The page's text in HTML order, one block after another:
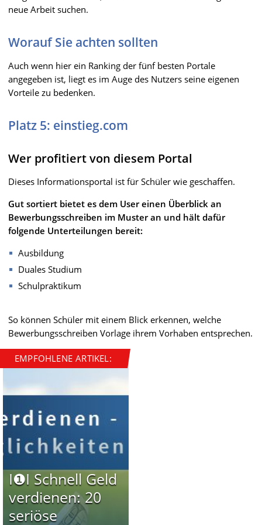
neue Arbeit suchen.
Worauf Sie achten sollten
Auch wenn hier ein Ranking der fünf besten Portale
angegeben ist, liegt es im Auge des Nutzers seine eigenen
Vorteile zu bedenken.
Platz 5: einstieg.com
Wer profitiert von diesem Portal
Dieses Informationsportal ist für Schüler wie geschaffen.
Gut sortiert bietet es dem User einen Überblick an
Bewerbungsschreiben im Muster an und hält dafür
folgende Unterteilungen bereit:
Ausbildung
Duales Studium
Schulpraktikum
So können Schüler mit einem Blick erkennen, welche
Bewerbungsschreiben Vorlage ihrem Vorhaben entsprechen.
EMPFOHLENE ARTIKEL:
I❶I Schnell Geld
verdienen: 20
seriöse